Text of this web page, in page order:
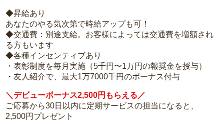
◆昇給あり
あなたのやる気次第で時給アップも可！
◆交通費：別途支給。お客様によっては交通費を増額され
る方もいます
◆各種インセンティブあり
・表彰制度を毎月実施（5千円〜1万円の報奨金を授与）
・友人紹介で、最大1万7000千円のボーナス付与
＼デビューボーナス2,500円もらえる／
ご応募から30日以内に定期サービスの担当になると、
2,500円プレゼント